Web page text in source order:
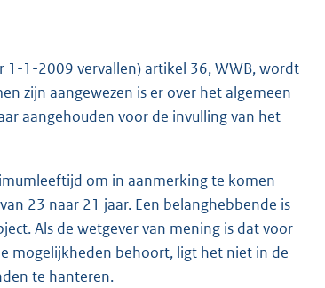
1-1-2009 vervallen) artikel 36, WWB, wordt
zijn aangewezen is er over het algemeen
aangehouden voor de invulling van het
om in aanmerking te komen
23 naar 21 jaar. Een belanghebbende is
Als de wetgever van mening is dat voor
mogelijkheden behoort, ligt het niet in de
te hanteren.